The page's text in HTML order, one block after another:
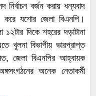
নির্বাচন বর্জন করায় ধন্যবাদ
যশোর জেলা বিএনপি।
১২টার দিকে শহরের দড়াটানা
বিভাগীয় ভারপ্রাপ্ত
জেলা বিএনপির আহ্বায়ক
অনেক নেতাকর্মী